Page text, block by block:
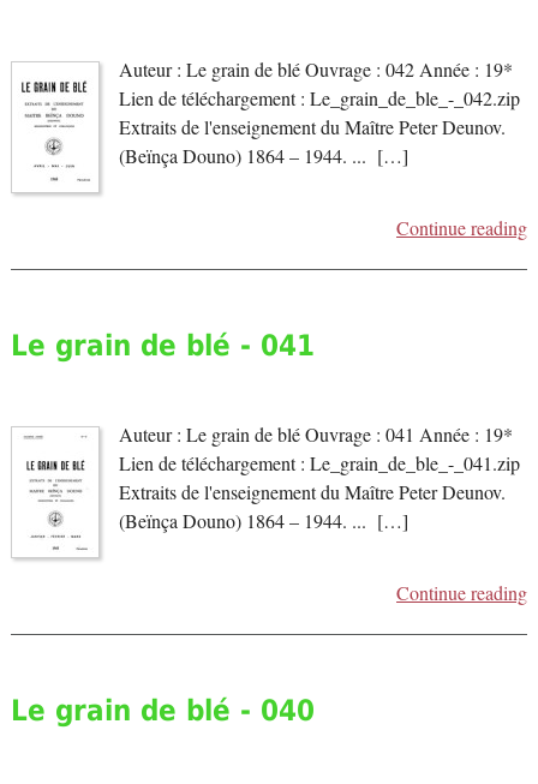
Auteur : Le grain de blé Ouvrage : 042 Année : 19*
Lien de téléchargement : Le_grain_de_ble_-_042.zip
Extraits de l'enseignement du Maître Peter Deunov.
(Beïnça Douno) 1864 – 1944. ... […]
Continue reading
Le grain de blé - 041
Auteur : Le grain de blé Ouvrage : 041 Année : 19*
Lien de téléchargement : Le_grain_de_ble_-_041.zip
Extraits de l'enseignement du Maître Peter Deunov.
(Beïnça Douno) 1864 – 1944. ... […]
Continue reading
Le grain de blé - 040